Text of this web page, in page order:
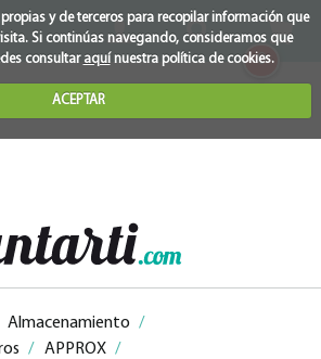
y de terceros para recopilar información que
Si continúas navegando, consideramos que
consultar aquínuestra política de cookies.
ACEPTAR
0
Almacenamiento /
/ APPROX /